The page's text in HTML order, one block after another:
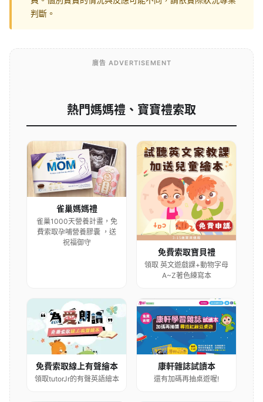
判斷。
廣告 ADVERTISEMENT
熱門媽媽禮、寶寶禮索取
雀巢媽媽禮
雀巢1000天營養計畫，免
費索取孕哺營養膠囊 ，送
祝福御守
免費索取寶貝禮
領取 英文遊戲課+動物字母
A~Z著色練寫本
免費索取線上有聲繪本
領取tutorJr的有聲英語繪本
康軒雜誌試讀本
還有加碼再抽桌遊喔!